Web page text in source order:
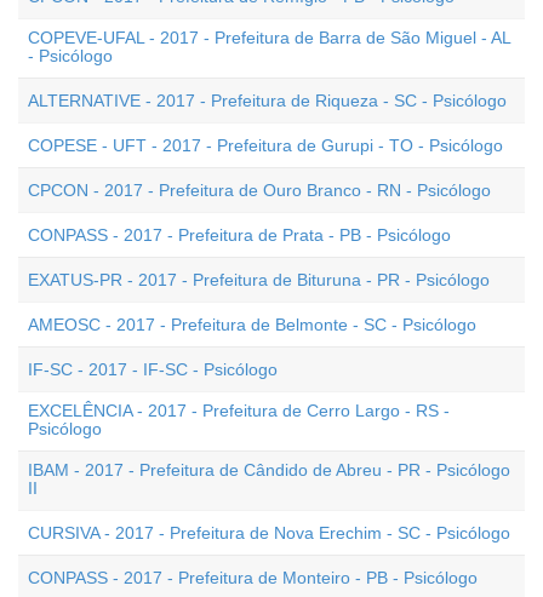
COPEVE-UFAL - 2017 - Prefeitura de Barra de São Miguel - AL
- Psicólogo
ALTERNATIVE - 2017 - Prefeitura de Riqueza - SC - Psicólogo
COPESE - UFT - 2017 - Prefeitura de Gurupi - TO - Psicólogo
CPCON - 2017 - Prefeitura de Ouro Branco - RN - Psicólogo
CONPASS - 2017 - Prefeitura de Prata - PB - Psicólogo
EXATUS-PR - 2017 - Prefeitura de Bituruna - PR - Psicólogo
AMEOSC - 2017 - Prefeitura de Belmonte - SC - Psicólogo
IF-SC - 2017 - IF-SC - Psicólogo
EXCELÊNCIA - 2017 - Prefeitura de Cerro Largo - RS -
Psicólogo
IBAM - 2017 - Prefeitura de Cândido de Abreu - PR - Psicólogo
II
CURSIVA - 2017 - Prefeitura de Nova Erechim - SC - Psicólogo
CONPASS - 2017 - Prefeitura de Monteiro - PB - Psicólogo